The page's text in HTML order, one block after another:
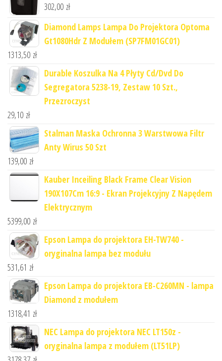
302,00 zł
Diamond Lamps Lampa Do Projektora Optoma
Gt1080Hdr Z Modułem (SP7FM01GC01)
1313,50 zł
Durable Koszulka Na 4 Płyty Cd/Dvd Do
Segregatora 5238-19, Zestaw 10 Szt.,
Przezroczyst
29,10 zł
Stalman Maska Ochronna 3 Warstwowa Filtr
Anty Wirus 50 Szt
139,00 zł
Kauber Inceiling Black Frame Clear Vision
190X107Cm 16:9 - Ekran Projekcyjny Z Napędem
Elektrycznym
5399,00 zł
Epson Lampa do projektora EH-TW740 -
oryginalna lampa bez modułu
531,61 zł
Epson Lampa do projektora EB-C260MN - lampa
Diamond z modułem
1318,41 zł
NEC Lampa do projektora NEC LT150z -
oryginalna lampa z modułem (LT51LP)